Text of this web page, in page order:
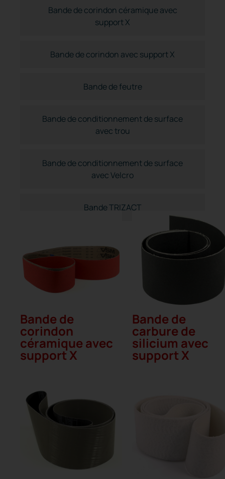
Bande de corindon céramique avec
support X
Bande de corindon avec support X
Bande de feutre
Bande de conditionnement de surface
avec trou
Bande de conditionnement de surface
avec Velcro
Bande TRIZACT
Bande de
corindon
céramique avec
support X
Bande de
carbure de
silicium avec
support X